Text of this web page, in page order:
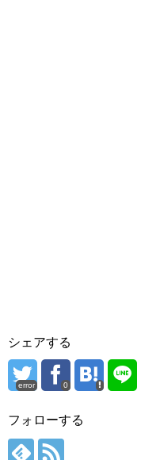
シェアする
error 0
フォローする